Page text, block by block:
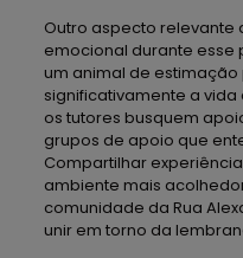
Outro aspecto relevante
emocional durante
um animal de
significativamente a vida
os tutores busquem
grupos de apoio que
Compartilhar
ambiente mais
comunidade da Rua
unir em torno da